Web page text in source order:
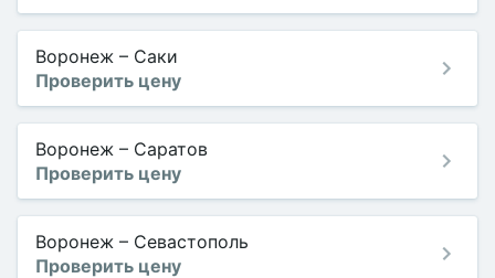
Воронеж – Саки
Проверить цену
Воронеж – Саратов
Проверить цену
Воронеж – Севастополь
Проверить цену